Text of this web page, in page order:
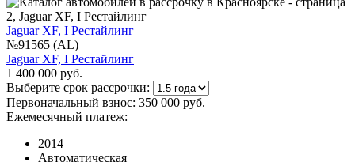
Jaguar XF, I Рестайлинг
№91565 (AL)
Jaguar XF, I Рестайлинг
1 400 000 руб.
Выберите срок рассрочки:
Первоначальный взнос: 350 000 руб.
Ежемесячный платеж:
2014
Автоматическая